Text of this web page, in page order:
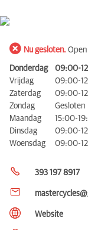
Nu gesloten.
Donderdag 09:00-
Vrijdag
09:00-
Zaterdag
09:00-
Zondag
Gesloten
Maandag
15:00-
Dinsdag
09:00-
Woensdag
09:00-
393 197 8917
Website